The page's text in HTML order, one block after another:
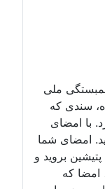
همبستگی ملی
سندی که
با امضای
امضای شما
بروید و
درخواستنامه را امضا کنید. تا کنون۶۷۲ امضا که